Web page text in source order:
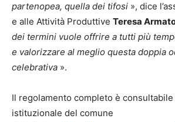
partenopea, quella dei tifosi », dice
e alle Attività Produttive Teresa
dei termini vuole offrire a tutti più
e valorizzare al meglio questa doppia
celebrativa ».
Il regolamento completo è
istituzionale del comune